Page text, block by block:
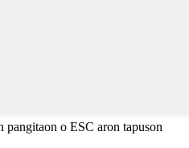
pangitaon o ESC aron tapuson